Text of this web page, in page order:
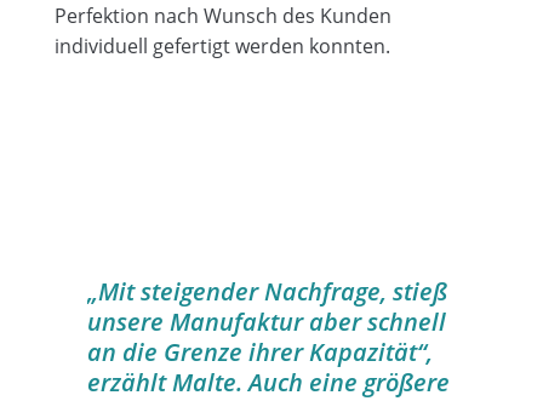
Perfektion nach Wunsch des Kunden
individuell gefertigt werden konnten.
„Mit steigender Nachfrage, stieß
unsere Manufaktur aber schnell
an die Grenze ihrer Kapazität“,
erzählt Malte. Auch eine größere